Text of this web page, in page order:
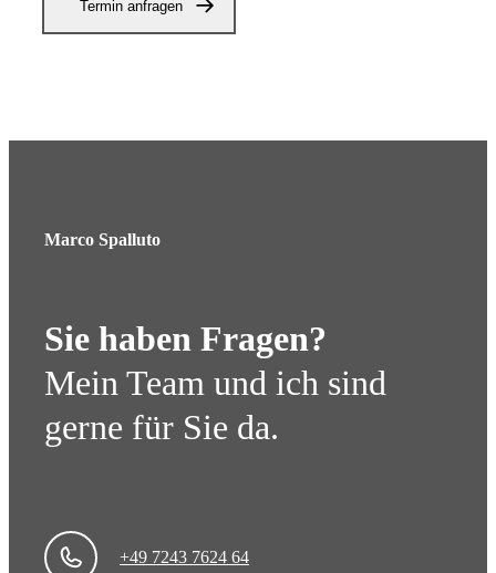
Termin anfragen
Marco Spalluto
Sie haben Fragen?
Mein Team und ich sind
gerne für Sie da.
+49 7243 7624 64